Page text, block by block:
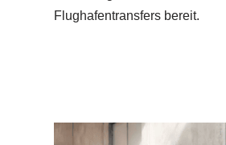
Flughafentransfers bereit.